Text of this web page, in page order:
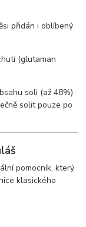
přidán i oblíbený
(glutaman
soli (až 48%)
solit pouze po
pomocník, který
klasického